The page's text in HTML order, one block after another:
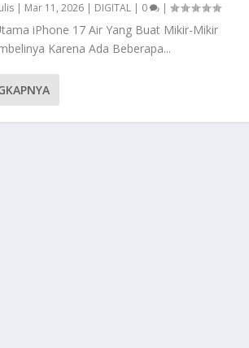
| Mar 11, 2026 | DIGITAL | 0 |
iPhone 17 Air Yang Buat Mikir-Mikir
Karena Ada Beberapa...